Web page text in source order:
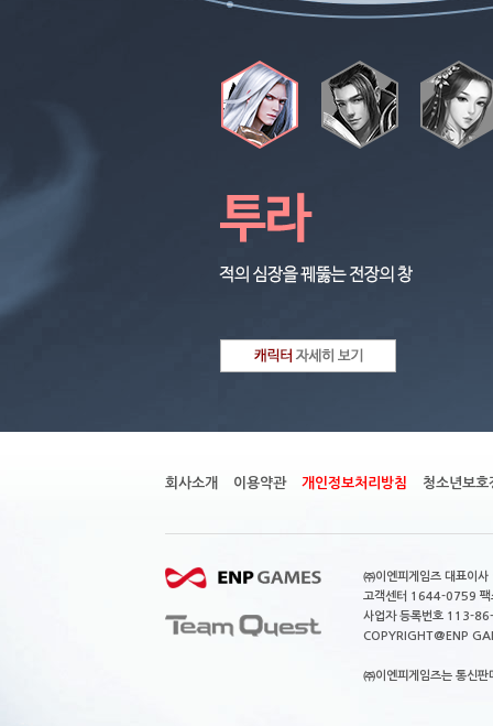
회사소개 이용약관 개인정보처리방침 청소년보호
㈜이엔피게임즈 대표이
고객센터 1644-0759
사업자 등록번호 113-
COPYRIGHT@ENP
㈜이엔피게임즈는 통신판